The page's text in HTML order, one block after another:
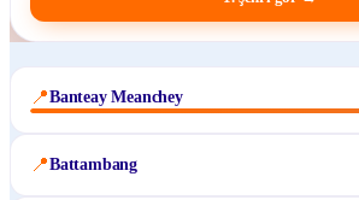
📍Banteay Meanchey
📍Battambang